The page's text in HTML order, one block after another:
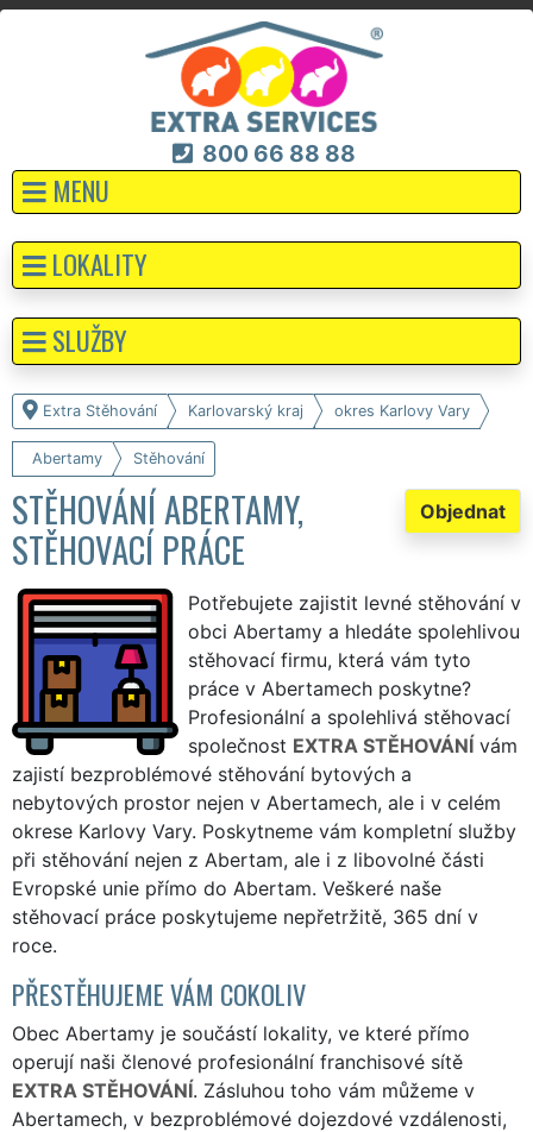
800 66 88 88
MENU
Extra Stěhování Karlovarský kraj okres Karlovy Vary
Abertamy Stěhování
Objednat
STĚHOVÁNÍ ABERTAMY,
STĚHOVACÍ PRÁCE
Potřebujete zajistit levné stěhování v
obci Abertamy a hledáte spolehlivou
stěhovací firmu, která vám tyto
práce v Abertamech poskytne?
Profesionální a spolehlivá stěhovací
společnost EXTRA STĚHOVÁNÍ vám
zajistí bezproblémové stěhování bytových a
nebytových prostor nejen v Abertamech, ale i v celém
okrese Karlovy Vary. Poskytneme vám kompletní služby
při stěhování nejen z Abertam, ale i z libovolné části
Evropské unie přímo do Abertam. Veškeré naše
stěhovací práce poskytujeme nepřetržitě, 365 dní v
roce.
PŘESTĚHUJEME VÁM COKOLIV
Obec Abertamy je součástí lokality, ve které přímo
operují naši členové profesionální franchisové sítě
EXTRA STĚHOVÁNÍ. Zásluhou toho vám můžeme v
Abertamech, v bezproblémové dojezdové vzdálenosti,
LOKALITY
SLUŽBY